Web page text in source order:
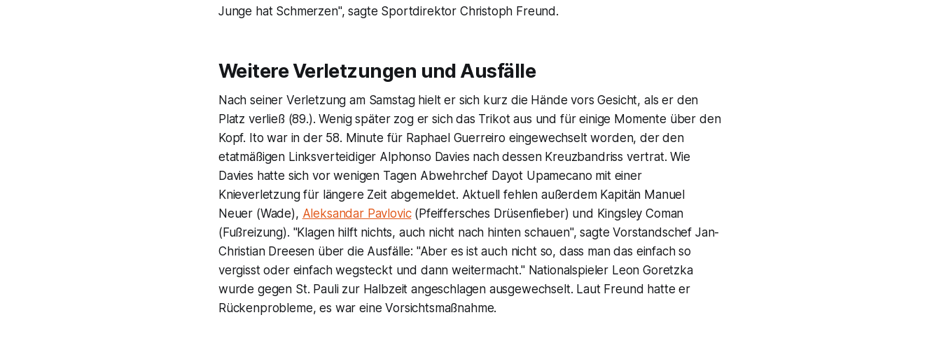
Junge hat Schmerzen", sagte Sportdirektor Christoph Freund.
Weitere Verletzungen und Ausfälle
Nach seiner Verletzung am Samstag hielt er sich kurz die Hände vors Gesicht, als er den
Platz verließ (89.). Wenig später zog er sich das Trikot aus und für einige Momente über den
Kopf. Ito war in der 58. Minute für Raphael Guerreiro eingewechselt worden, der den
etatmäßigen Linksverteidiger Alphonso Davies nach dessen Kreuzbandriss vertrat. Wie
Davies hatte sich vor wenigen Tagen Abwehrchef Dayot Upamecano mit einer
Knieverletzung für längere Zeit abgemeldet. Aktuell fehlen außerdem Kapitän Manuel
Neuer (Wade), Aleksandar Pavlovic(Pfeiffersches Drüsenfieber) und Kingsley Coman
(Fußreizung). "Klagen hilft nichts, auch nicht nach hinten schauen", sagte Vorstandschef Jan-
Christian Dreesen über die Ausfälle: "Aber es ist auch nicht so, dass man das einfach so
vergisst oder einfach wegsteckt und dann weitermacht." Nationalspieler Leon Goretzka
wurde gegen St. Pauli zur Halbzeit angeschlagen ausgewechselt. Laut Freund hatte er
Rückenprobleme, es war eine Vorsichtsmaßnahme.